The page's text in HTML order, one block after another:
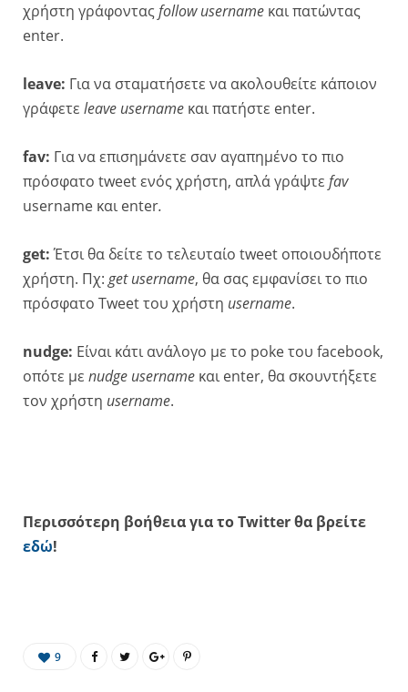
χρήστη γράφοντας follow username και πατώντας
enter.
leave: Για να σταματήσετε να ακολουθείτε κάποιον
γράφετε leave username και πατήστε enter.
fav: Για να επισημάνετε σαν αγαπημένο το πιο
πρόσφατο tweet ενός χρήστη, απλά γράψτε fav
username και enter.
get:Έτσι θα δείτε το τελευταίο tweet οποιουδήποτε
χρήστη. Πχ: getusername, θα σας εμφανίσει το πιο
πρόσφατο Tweet του χρήστη username.
nudge: Είναι κάτι ανάλογο με το poke του facebook,
οπότε με nudge username και enter, θα σκουντήξετε
τον χρήστη username.
Περισσότερη βοήθεια για το Twitter θα βρείτε
εδώ!
9